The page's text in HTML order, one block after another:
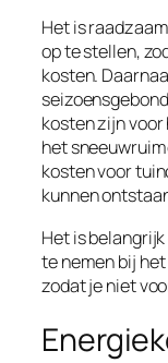
Het is
op te stellen,
kosten.
kosten zijn
het
kosten voor
kunnen
Het is
te nemen bij
zodat je niet